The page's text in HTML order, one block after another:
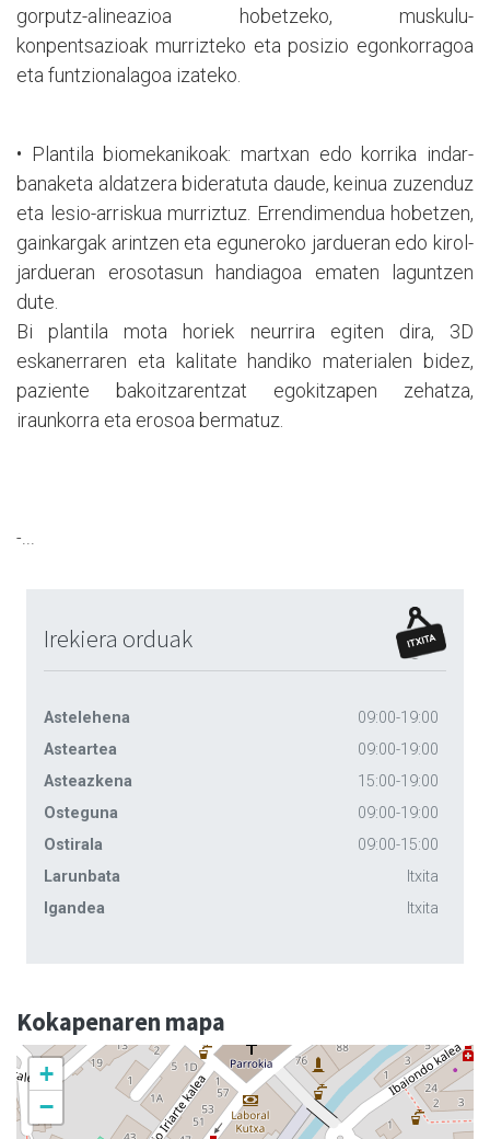
gorputz-alineazioa hobetzeko, muskulu-
konpentsazioak murrizteko eta posizio egonkorragoa
eta funtzionalagoa izateko.
• Plantila biomekanikoak: martxan edo korrika indar-
banaketa aldatzera bideratuta daude, keinua zuzenduz
eta lesio-arriskua murriztuz. Errendimendua hobetzen,
gainkargak arintzen eta eguneroko jardueran edo kirol-
jardueran erosotasun handiagoa ematen laguntzen
dute.
Bi plantila mota horiek neurrira egiten dira, 3D
eskanerraren eta kalitate handiko materialen bidez,
paziente bakoitzarentzat egokitzapen zehatza,
iraunkorra eta erosoa bermatuz.
-...
Irekiera orduak
Astelehena
09:00-19:00
Asteartea
09:00-19:00
Asteazkena
15:00-19:00
Osteguna
09:00-19:00
Ostirala
09:00-15:00
Larunbata
Itxita
Igandea
Itxita
Kokapenaren mapa
+
−